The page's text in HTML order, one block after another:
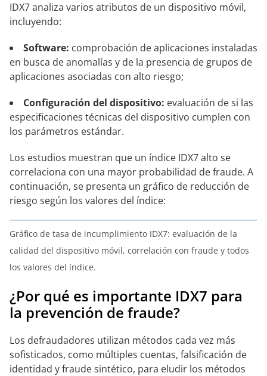
IDX7 analiza varios atributos de un dispositivo móvil,
incluyendo:
Software: comprobación de aplicaciones instaladas
en busca de anomalías y de la presencia de grupos de
aplicaciones asociadas con alto riesgo;
Configuración del dispositivo: evaluación de si las
especificaciones técnicas del dispositivo cumplen con
los parámetros estándar.
Los estudios muestran que un índice IDX7 alto se
correlaciona con una mayor probabilidad de fraude. A
continuación, se presenta un gráfico de reducción de
riesgo según los valores del índice:
Gráfico de tasa de incumplimiento IDX7: evaluación de la
calidad del dispositivo móvil, correlación con fraude y todos
los valores del índice.
¿Por qué es importante IDX7 para
la prevención de fraude?
Los defraudadores utilizan métodos cada vez más
sofisticados, como múltiples cuentas, falsificación de
identidad y fraude sintético, para eludir los métodos